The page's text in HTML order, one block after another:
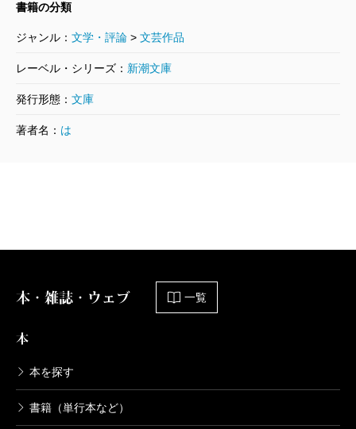
は、同じサッカーをしていたからこそ、より強く腹が
立ってしまったのでしょう。しかも、自分の過去の出
来事も重なってしまった。拓也が抱いたこの感情に、
ともに味わった挫折感を抱きながら、そこから抜け
た。練習をしたからといってすぐに上手くいかないこ
と、それでも続けることで少しずつ上手くなり自信を
持ち始めていく様子。一歩一歩ですが、勇翔が上手く
なっていく姿には、何より救いを感じながら読み進め
ました。父である拓也にとっても、どれほど幸せなこ
書籍の分類
ジャンル： 文学・評論 > 文芸作品
レーベル・シリーズ： 新潮文庫
発行形態： 文庫
著者名： は
本・雑誌・ウェブ 一覧
本
本を探す
書籍（単行本など）